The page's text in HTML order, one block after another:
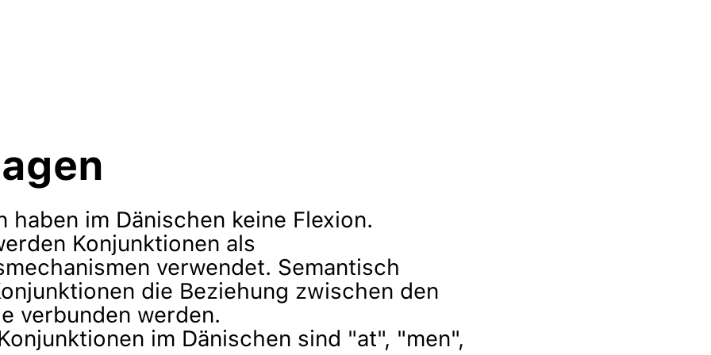
haben im Dänischen keine Flexion.
Konjunktionen als
verwendet. Semantisch
die Beziehung zwischen den
verbunden werden.
im Dänischen sind "at", "men",